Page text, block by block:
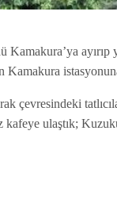
Kamakura’ya
Kamakura
çevresindeki
kafeye ulaştık;